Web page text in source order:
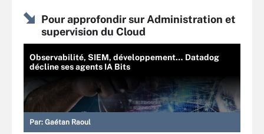
Pour approfondir sur Administration et
supervision du Cloud
Observabilité, SIEM, développement… Datadog
décline ses agents IA Bits
Par: Gaétan Raoul